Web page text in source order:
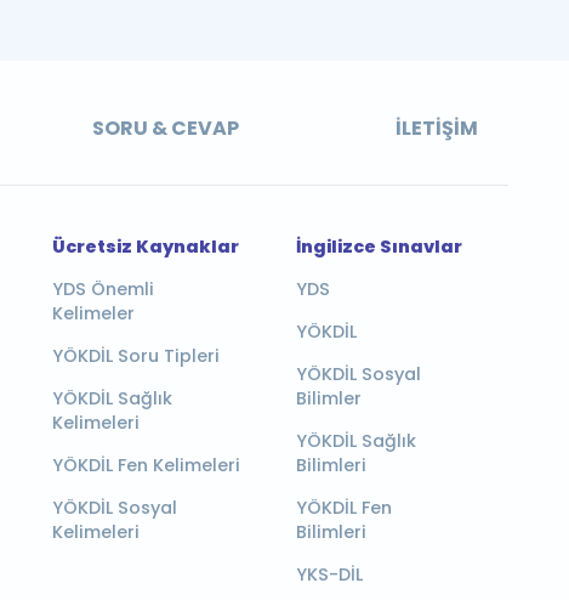
SORU & CEVAP İLETIŞIM
Ücretsiz Kaynaklar
YDS Önemli
Kelimeler
YÖKDİL Soru Tipleri
YÖKDİL Sağlık
Kelimeleri
YÖKDİL Fen Kelimeleri
YÖKDİL Sosyal
Kelimeleri
İngilizce Sınavlar
YDS
YÖKDİL
YÖKDİL Sosyal
Bilimler
YÖKDİL Sağlık
Bilimleri
YÖKDİL Fen
Bilimleri
YKS-DİL